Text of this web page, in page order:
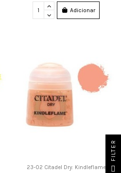
Adicionar
23-02 Citadel Dry: Kindleflame
FILTER